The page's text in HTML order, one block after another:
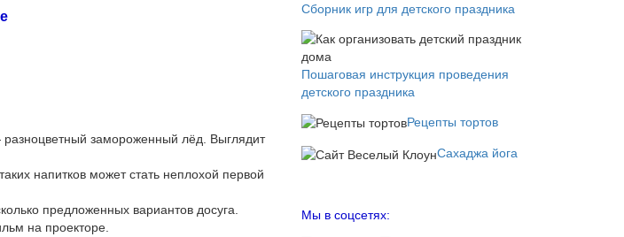
замороженный лёд. Выглядит
напитков может стать неплохой первой
предложенных вариантов досуга.
на проекторе.
Сборник игр для детского праздника
Пошаговая инструкция проведения
детского праздника
Рецепты тортов
Сахаджа йога
Мы в соцсетях: